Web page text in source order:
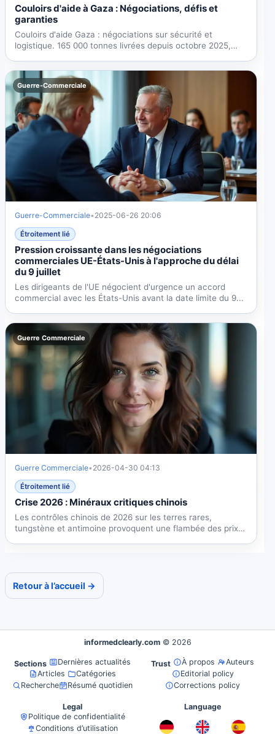
Couloirs d'aide à Gaza : Négociations, défis et
garanties
Couloirs d'aide Gaza : négociations sur sécurité et
logistique. 165 000 tonnes livrées depuis octobre 2025,
Guerre-Commerciale
Guerre-Commerciale• 2025-06-26 20:06
Étroitement lié
Pression croissante dans les négociations
commerciales UE-États-Unis à l'approche du délai
du 9 juillet
Les dirigeants de l'UE négocient d'urgence un accord
commercial avec les États-Unis avant la date limite du 9...
Guerre Commerciale
Guerre Commerciale• 2026-04-30 04:13
Étroitement lié
Crise 2026 : Minéraux critiques chinois
Les contrôles chinois de 2026 sur les terres rares,
tungstène et antimoine provoquent une flambée des prix
Retour à l’accueil →
informedclearly.com © 2026
Sections
Dernières actualités
Articles
Catégories
Recherche
Résumé quotidien
Trust À propos
Auteurs
Editorial policy
Corrections policy
Legal
Politique de confidentialité
Conditions d’utilisation
Language